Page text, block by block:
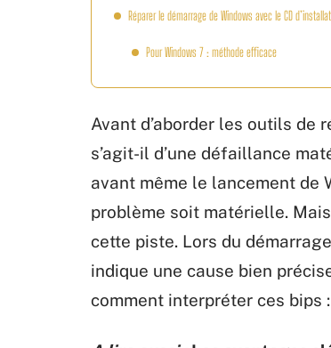
Réparer le démarrage de Windows avec le CD
Pour Windows 7 : méthode efficace
Avant d’aborder les outils de
s’agit-il d’une défaillance
avant même le lancement de
problème soit matérielle.
cette piste. Lors du
indique une cause bien
comment interpréter ces bips :